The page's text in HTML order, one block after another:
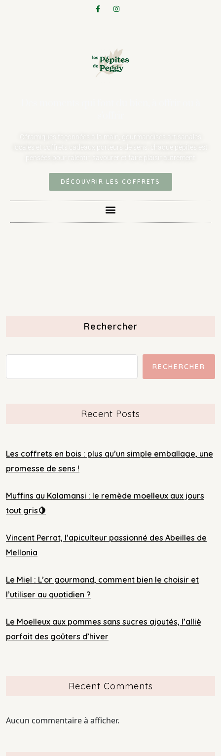
Céramiques façonnées à la main, gourmandises artisanales
locales et coffrets cadeaux porteurs de sens. chaque pépites est
pensées pour ralentir, savourer et faire plaisir autrement
DÉCOUVRIR LES COFFRETS
Rechercher
RECHERCHER
Recent Posts
Les coffrets en bois : plus qu’un simple emballage, une
promesse de sens !
Muffins au Kalamansi : le remède moelleux aux jours
tout gris🍋
Vincent Perrat, l’apiculteur passionné des Abeilles de
Mellonia
Le Miel : L’or gourmand, comment bien le choisir et
l’utiliser au quotidien ?
Le Moelleux aux pommes sans sucres ajoutés, l’alliè
parfait des goûters d’hiver
Recent Comments
Aucun commentaire à afficher.